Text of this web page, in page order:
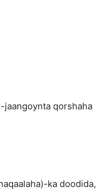
qorshaha
ka doodida,